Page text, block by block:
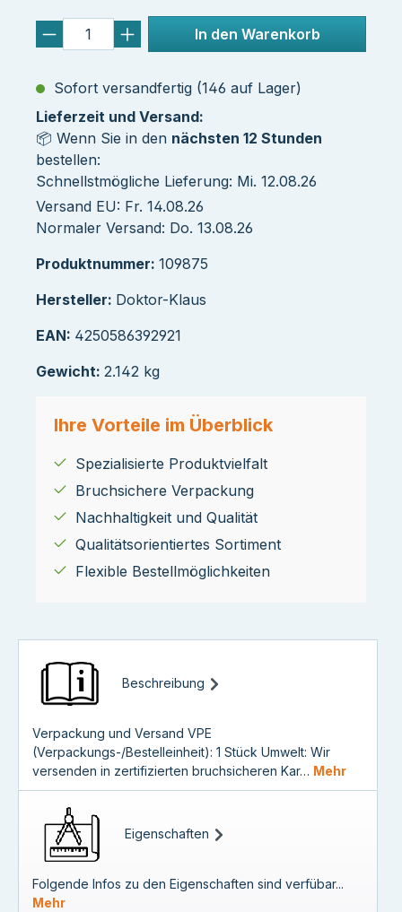
In den Warenkorb
Sofort versandfertig (146 auf Lager)
Lieferzeit und Versand:
📦 Wenn Sie in den nächsten 12 Stunden
bestellen:
Schnellstmögliche Lieferung: Mi. 12.08.26
Versand EU: Fr. 14.08.26
Normaler Versand: Do. 13.08.26
Produktnummer: 109875
Hersteller: Doktor-Klaus
EAN: 4250586392921
Gewicht: 2.142 kg
Ihre Vorteile im Überblick
Spezialisierte Produktvielfalt
Bruchsichere Verpackung
Nachhaltigkeit und Qualität
Qualitätsorientiertes Sortiment
Flexible Bestellmöglichkeiten
Beschreibung
Verpackung und Versand VPE
(Verpackungs-/Bestelleinheit): 1 Stück Umwelt: Wir
versenden in zertifizierten bruchsicheren Kar… Mehr
Eigenschaften
Folgende Infos zu den Eigenschaften sind verfübar...
Mehr